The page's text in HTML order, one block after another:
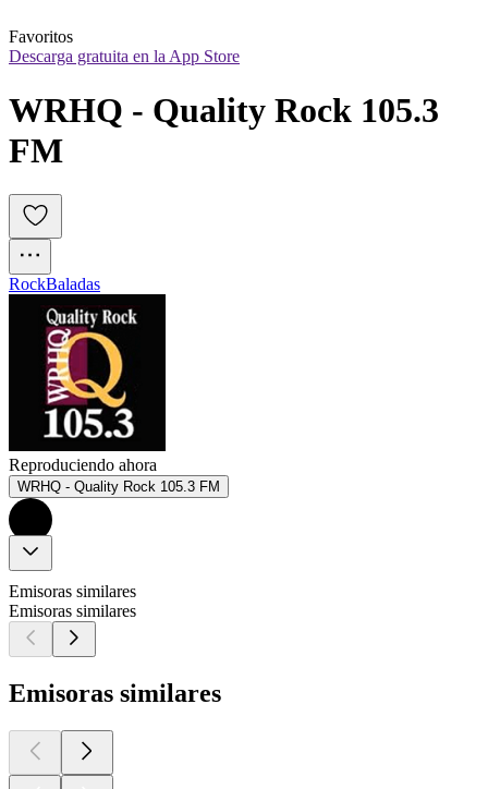
Favoritos
Descarga gratuita en la App Store
WRHQ - Quality Rock 105.3
FM
RockBaladas
Reproduciendo ahora
WRHQ - Quality Rock 105.3 FM
Emisoras similares
Emisoras similares
Emisoras similares